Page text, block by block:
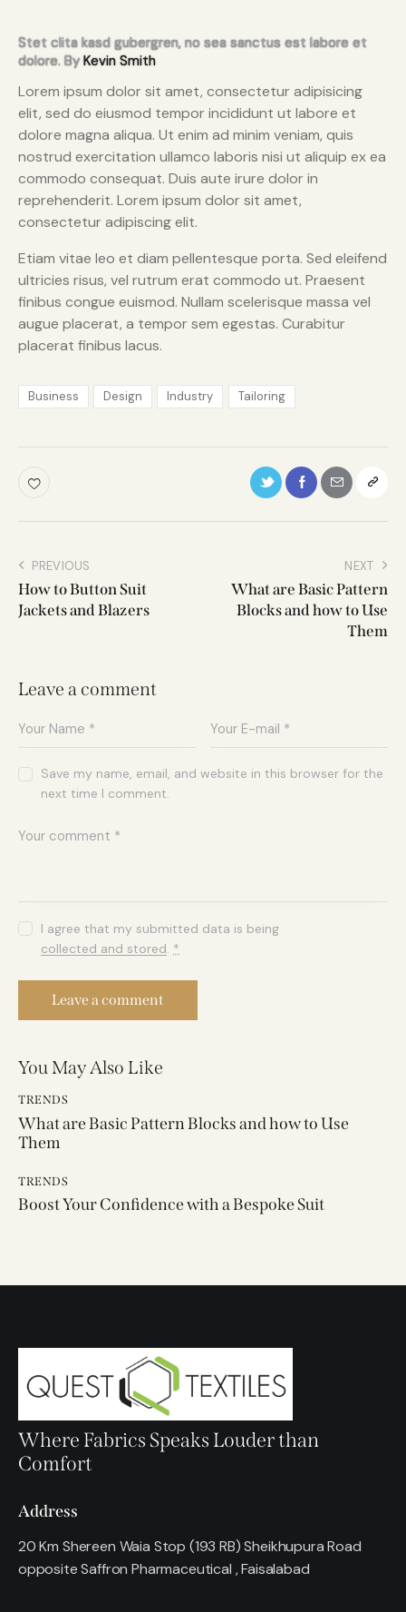
Stet clita kasd gubergren, no sea sanctus est labore et
dolore. ByKevin Smith
Lorem ipsum dolor sit amet, consectetur adipisicing
elit, sed do eiusmod tempor incididunt ut labore et
dolore magna aliqua. Ut enim ad minim veniam, quis
nostrud exercitation ullamco laboris nisi ut aliquip ex ea
commodo consequat. Duis aute irure dolor in
reprehenderit. Lorem ipsum dolor sit amet,
consectetur adipiscing elit.
Etiam vitae leo et diam pellentesque porta. Sed eleifend
ultricies risus, vel rutrum erat commodo ut. Praesent
finibus congue euismod. Nullam scelerisque massa vel
augue placerat, a tempor sem egestas. Curabitur
placerat finibus lacus.
Business Design Industry Tailoring
PREVIOUS
How to Button Suit
Jackets and Blazers
NEXT
What are Basic Pattern
Blocks and how to Use
Them
Leave a comment
Save my name, email, and website in this browser for the
next time I comment.
I agree that my submitted data is being
collected and stored. *
You May Also Like
TRENDS
What are Basic Pattern Blocks and how to Use
Them
TRENDS
Boost Your Confidence with a Bespoke Suit
Where Fabrics Speaks Louder than
Comfort
Address
20 Km Shereen Waia Stop (193 RB) Sheikhupura Road
opposite Saffron Pharmaceutical , Faisalabad